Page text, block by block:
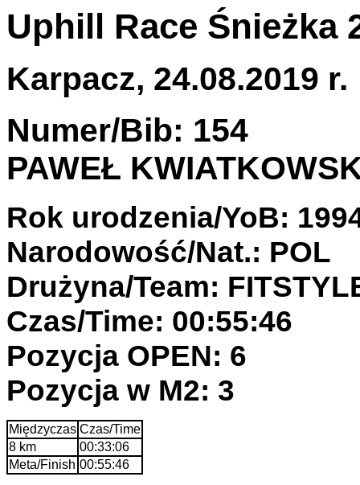
Uphill Race Śnieżka
Karpacz, 24.08.2019 r.
Numer/Bib: 154
PAWEŁ
Rok urodzenia/YoB:
Narodowość/Nat.: POL
Drużyna/Team:
Czas/Time: 00:55:46
Pozycja OPEN: 6
Pozycja w M2: 3
Międzyczas Czas/Time
8 km
00:33:06
Meta/Finish 00:55:46